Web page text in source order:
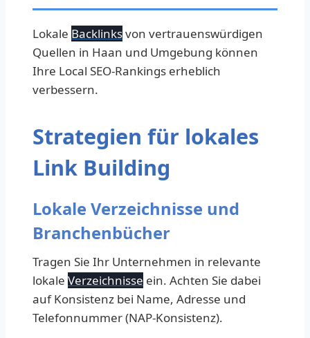
Lokale Backlinksvon vertrauenswürdigen
Quellen in Haan und Umgebung können
Ihre Local SEO-Rankings erheblich
verbessern.
Strategien für lokales
Link Building
Lokale Verzeichnisse und
Branchenbücher
Tragen Sie Ihr Unternehmen in relevante
lokale Verzeichnisse ein. Achten Sie dabei
auf Konsistenz bei Name, Adresse und
Telefonnummer (NAP-Konsistenz).